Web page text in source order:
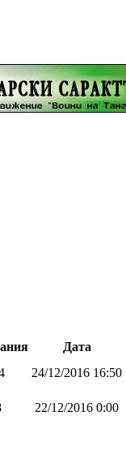
Дата
24/12/2016 16:50
22/12/2016 0:00